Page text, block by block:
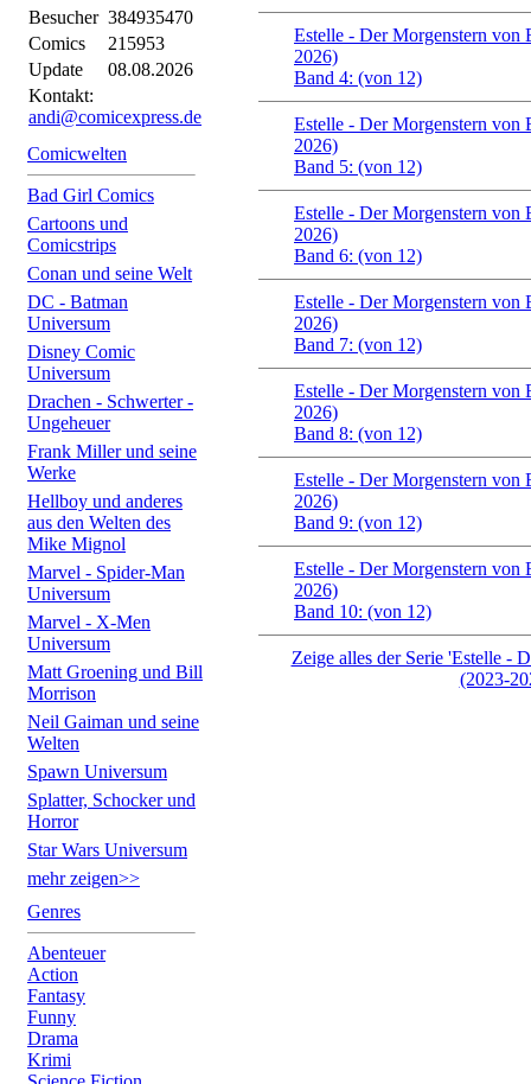
Besucher 384935470
Comics
215953
Update
08.08.2026
Kontakt:
andi@comicexpress.de
Comicwelten
Bad Girl Comics
Cartoons und
Comicstrips
Conan und seine Welt
DC - Batman
Universum
Disney Comic
Universum
Drachen - Schwerter -
Ungeheuer
Frank Miller und seine
Werke
Hellboy und anderes
aus den Welten des
Mike Mignol
Marvel - Spider-Man
Universum
Marvel - X-Men
Universum
Matt Groening und Bill
Morrison
Neil Gaiman und seine
Welten
Spawn Universum
Splatter, Schocker und
Horror
Star Wars Universum
mehr zeigen>>
Genres
Abenteuer
Action
Fantasy
Funny
Drama
Krimi
Estelle - Der Morgenstern von
2026)
Band 4: (von 12)
Estelle - Der Morgenstern von
2026)
Band 5: (von 12)
Estelle - Der Morgenstern von
2026)
Band 6: (von 12)
Estelle - Der Morgenstern von
2026)
Band 7: (von 12)
Estelle - Der Morgenstern von
2026)
Band 8: (von 12)
Estelle - Der Morgenstern von
2026)
Band 9: (von 12)
Estelle - Der Morgenstern von
2026)
Band 10: (von 12)
Zeige alles der Serie 'Estelle -
(2023-